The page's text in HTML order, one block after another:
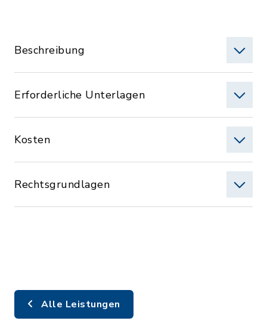
Beschreibung
Erforderliche Unterlagen
Kosten
Rechtsgrundlagen
Alle Leistungen